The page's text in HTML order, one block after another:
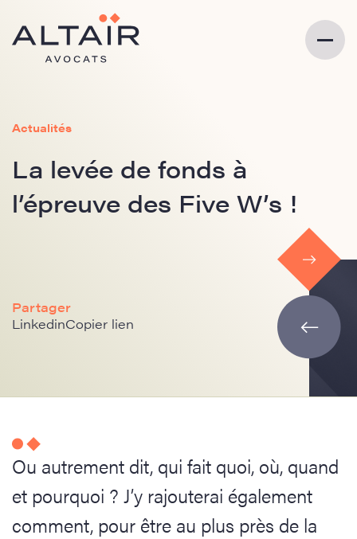
Actualités
La levée de fonds à
l’épreuve des Five W’s !
Partager
LinkedinCopier lien
Ou autrement dit, qui fait quoi, où, quand
et pourquoi ? J’y rajouterai également
comment, pour être au plus près de la